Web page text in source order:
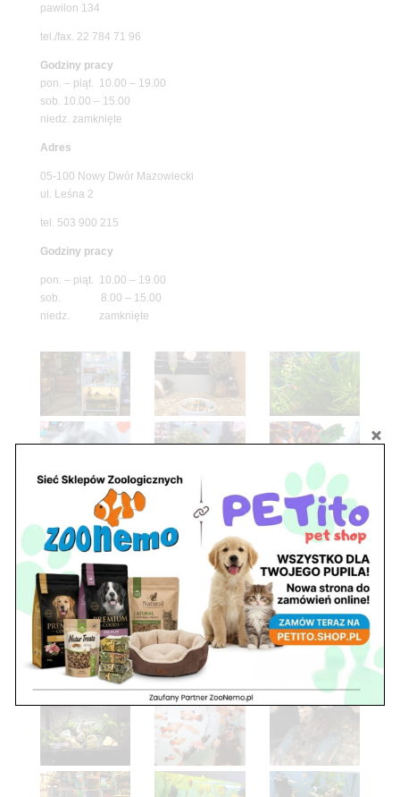
pawilon 134
tel./fax. 22 784 71 96
Godziny pracy
pon. – piąt. 10.00 – 19.00
sob. 10.00 – 15.00
niedz. zamknięte
Adres
05-100 Nowy Dwór Mazowiecki
ul. Leśna 2
tel. 503 900 215
Godziny pracy
pon. – piąt. 10.00 – 19.00
sob. 8.00 – 15.00
niedz. zamknięte